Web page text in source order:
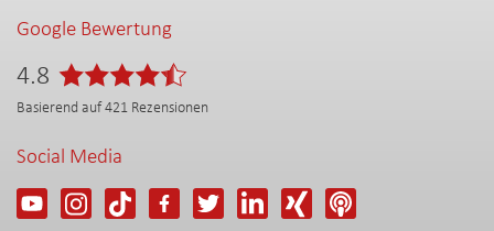
Google Bewertung
4.8
Basierend auf 421 Rezensionen
Social Media